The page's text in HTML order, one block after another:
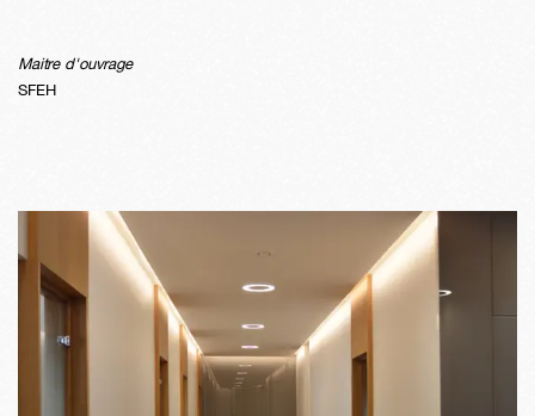
Maitre d'ouvrage
SFEH